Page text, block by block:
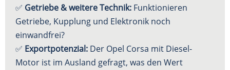
✅ Getriebe & weitere Technik: Funktionieren
Getriebe, Kupplung und Elektronik noch
einwandfrei?
✅ Exportpotenzial: Der Opel Corsa mit Diesel-
Motor ist im Ausland gefragt, was den Wert